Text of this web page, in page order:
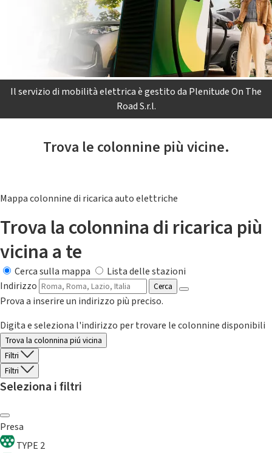
Il servizio di mobilità elettrica è gestito da Plenitude On The
Road S.r.l.
Trova le colonnine più vicine.
Mappa colonnine di ricarica auto elettriche
Trova la colonnina di ricarica più
vicina a te
Cerca sulla mappa
Lista delle stazioni
Indirizzo
Cerca
Prova a inserire un indirizzo più preciso.
Digita e seleziona l'indirizzo per trovare le colonnine disponibili
Trova la colonnina piú vicina
Filtri
Filtri
Seleziona i filtri
Presa
TYPE 2